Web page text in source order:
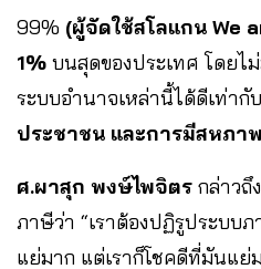
99% (ผู้จัดใช้สโลแกน We
1% บนสุดของประเทศ โดยไ
ระบบอำนาจเหล่านี้ได้ดีเท่ากับ
ประชาชน และการมีสหภา
ศ.ผาสุก พงษ์ไพจิตร กล่าวถึ
ภาษีว่า “เราต้องปฏิรูประบบ
แย่มาก แต่เราก็โชคดีที่มันแย่